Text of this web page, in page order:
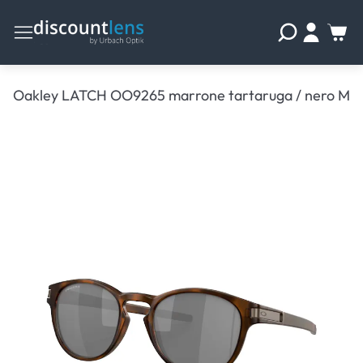
Oakley LATCH OO9265 marrone tartaruga / nero M